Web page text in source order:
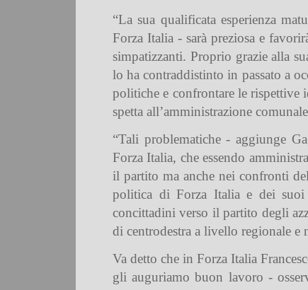
“La sua qualificata esperienza
Forza Italia - sarà preziosa e
simpatizzanti. Proprio grazie alla
lo ha contraddistinto in passato a
politiche e confrontare le rispettive
spetta all’amministrazione
“Tali problematiche - aggiunge
Forza Italia, che essendo
il partito ma anche nei confronti
politica di Forza Italia e dei suoi
concittadini verso il partito degli
di centrodestra a livello regionale e
Va detto che in Forza Italia
gli auguriamo buon lavoro -